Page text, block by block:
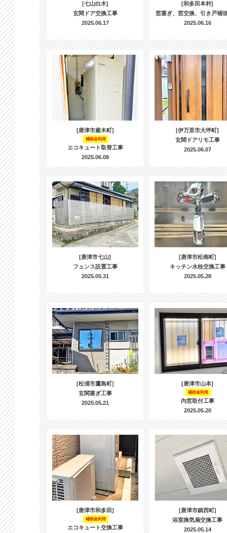
[七山白木]
玄関ドア交換工事
2025.06.17
[和多田本村]
窓塞ぎ、窓交換、引き戸補
2025.06.16
[唐津市厳木町]
補助金利用
エコキュート取替工事
2025.06.08
[伊万里市大坪町]
玄関ドアリモ工事
2025.06.07
[唐津市七山]
フェンス設置工事
2025.05.31
[唐津市松南町]
キッチン水栓交換工事
2025.05.28
[松浦市鷹島町]
玄関塞ぎ工事
2025.05.21
[唐津市山本]
補助金利用
内窓取付工事
2025.05.20
[唐津市和多田]
補助金利用
エコキュート交換工事
[唐津市鎮西町]
浴室換気扇交換工事
2025.05.14